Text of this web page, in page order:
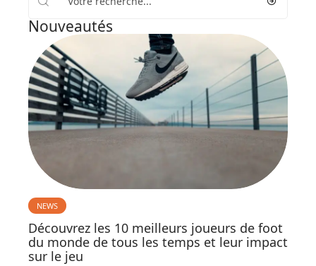
Nouveautés
NEWS
Découvrez les 10 meilleurs joueurs de foot
du monde de tous les temps et leur impact
sur le jeu